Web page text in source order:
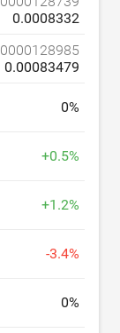
0.0008332
0.00083479
0%
+0.5%
+1.2%
-3.4%
0%